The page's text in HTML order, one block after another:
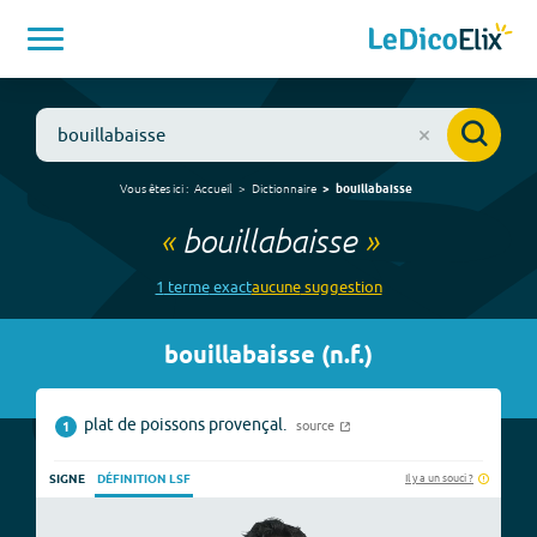
Vous êtes ici : Accueil Dictionnaire bouillabaisse
« bouillabaisse»
1 termeexactaucunesuggestion
bouillabaisse (n.f.)
1 plat de poissons provençal. source
SIGNE DÉFINITION LSF Il y a un souci ?